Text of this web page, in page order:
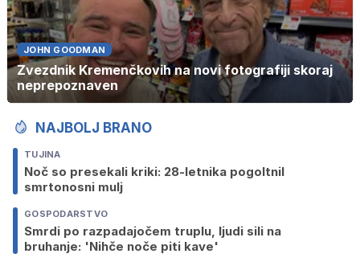
JOHN GOODMAN
Zvezdnik Kremenčkovih na novi fotografiji skoraj
neprepoznaven
NAJBOLJ BRANO
TUJINA
Noč so presekali kriki: 28-letnika pogoltnil
smrtonosni mulj
GOSPODARSTVO
Smrdi po razpadajočem truplu, ljudi sili na
bruhanje: 'Nihče noče piti kave'